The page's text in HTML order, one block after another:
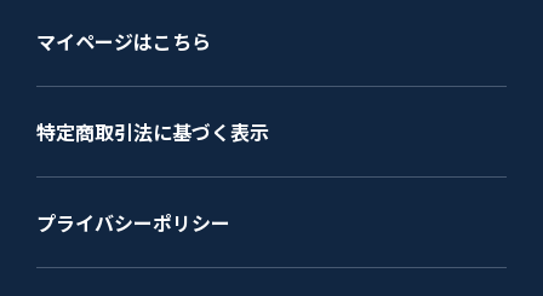
マイページはこちら
特定商取引法に基づく表示
プライバシーポリシー